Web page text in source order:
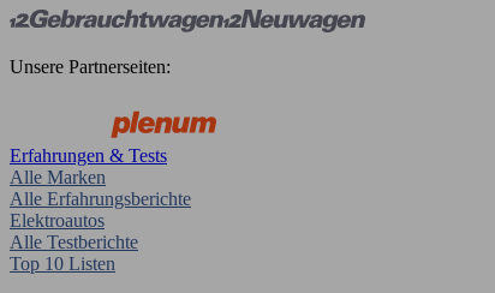
Unsere Partnerseiten:
Erfahrungen & Tests
Alle Marken
Alle Erfahrungsberichte
Elektroautos
Alle Testberichte
Top 10 Listen